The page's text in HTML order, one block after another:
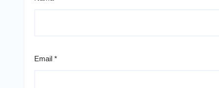
Email *